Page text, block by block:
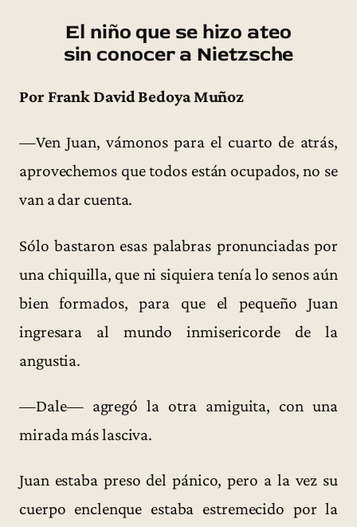
El niño que se hizo ateo
sin conocer a Nietzsche
Por Frank David Bedoya Muñoz
—Ven Juan, vámonos para el cuarto de atrás,
aprovechemos que todos están ocupados, no se
van a dar cuenta.
Sólo bastaron esas palabras pronunciadas por
una chiquilla, que ni siquiera tenía lo senos aún
bien formados, para que el pequeño Juan
ingresara al mundo inmisericorde de la
angustia.
—Dale— agregó la otra amiguita, con una
mirada más lasciva.
Juan estaba preso del pánico, pero a la vez su
cuerpo enclenque estaba estremecido por la